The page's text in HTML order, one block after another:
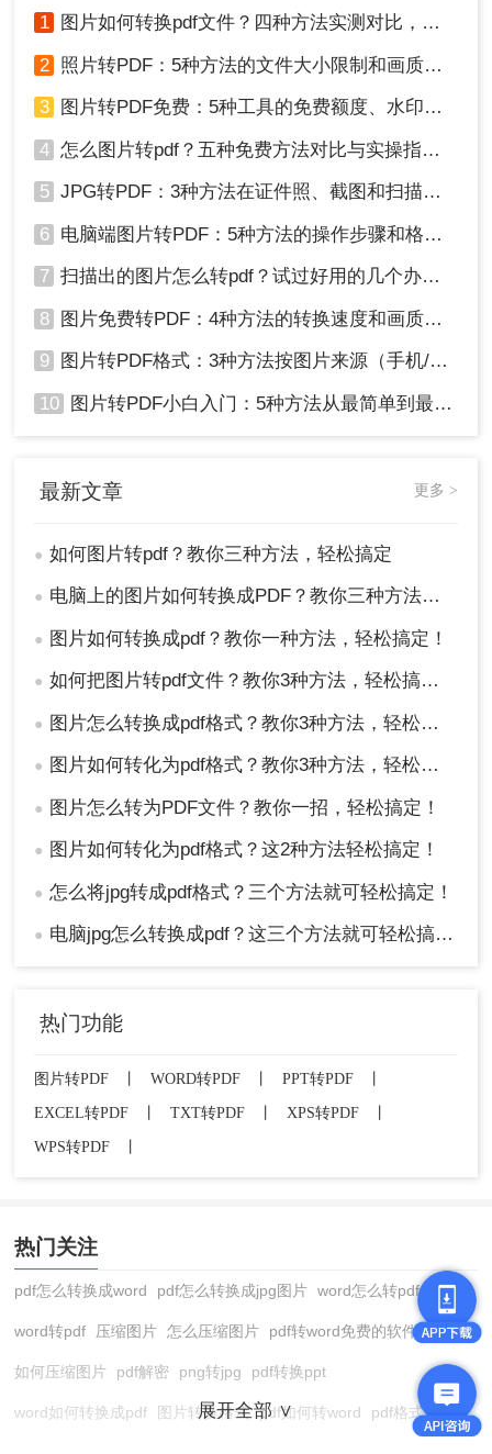
3、导出为PDF：在图片查看器的工具栏或菜单栏中
找到“导出”或“另存为”功能，选择“PDF”作为输出格
式。
定义设置，如页面大小、图片质量等。
5、保存PDF：点击“保存”或“确定”按钮，将生成的
总结
以上就是如何图片转pdf的全部方法分享啦！用户可
以根据自己的需求和实际情况选择最适合自己的方
法进行图片转PDF操作。无论使用哪种方法，都需
要注意选择可靠的转换工具或软件，以确保转换效
果的质量和安全性。
1 图片如何转换pdf文件？四种方法实测对比，附各场景最优选！
2 照片转PDF：5种方法的文件大小限制和画质保留实测！
3 图片转PDF免费：5种工具的免费额度、水印和文件限制对比！
4 怎么图片转pdf？五种免费方法对比与实操指南（附详细表格）！
5 JPG转PDF：3种方法在证件照、截图和扫描件上的转换精度差异！
6 电脑端图片转PDF：5种方法的操作步骤和格式保留对比！
7 扫描出的图片怎么转pdf？试过好用的几个办法！
8 图片免费转PDF：4种方法的转换速度和画质损失对比！
9 图片转PDF格式：3种方法按图片来源（手机/相机/截图）选！
10 图片转PDF小白入门：5种方法从最简单到最专业逐步升级！
最新文章 更多 >
● 如何图片转pdf？教你三种方法，轻松搞定
● 电脑上的图片如何转换成PDF？教你三种方法，一秒就能搞定！
● 图片如何转换成pdf？教你一种方法，轻松搞定！
● 如何把图片转pdf文件？教你3种方法，轻松搞定！
● 图片怎么转换成pdf格式？教你3种方法，轻松搞定！
● 图片如何转化为pdf格式？教你3种方法，轻松搞定！
● 图片怎么转为PDF文件？教你一招，轻松搞定！
● 图片如何转化为pdf格式？这2种方法轻松搞定！
● 怎么将jpg转成pdf格式？三个方法就可轻松搞定！
● 电脑jpg怎么转换成pdf？这三个方法就可轻松搞定！
热门功能
图片转PDF WORD转PDF PPT转PDF
EXCEL转PDF
TXT转PDF XPS转PDF
WPS转PDF
热门关注
pdf怎么转换成word pdf怎么转换成jpg图片 word怎么转pdf
word转pdf 压缩图片 怎么压缩图片 pdf转word免费的软件
如何压缩图片 pdf解密 png转jpg pdf转换ppt
word如何转换成pdf 图片转换格式 pdf如何转word pdf格式转换
展开全部 ∨